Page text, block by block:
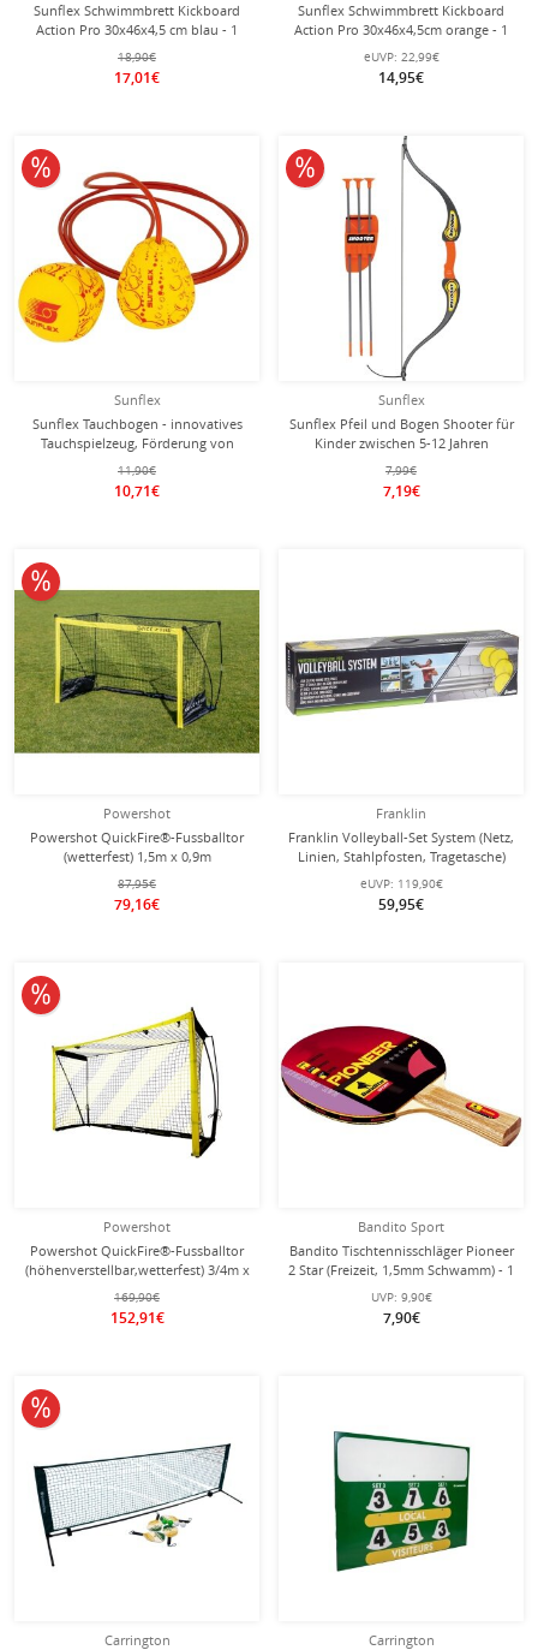
Sunflex Schwimmbrett Kickboard
Action Pro 30x46x4,5 cm blau - 1
Stück
18,90€
17,01€
Sunflex Schwimmbrett Kickboard
Action Pro 30x46x4,5cm orange - 1
Stück
eUVP: 22,99€
14,95€
Sunflex
Sunflex Tauchbogen - innovatives
Tauchspielzeug, Förderung von
Geschicklichkeit und Ausdauer
11,90€
10,71€
10% reduziert
Sunflex
Sunflex Pfeil und Bogen Shooter für
Kinder zwischen 5-12 Jahren
7,99€
7,19€
10% reduziert
Powershot
Powershot QuickFire®-Fussballtor
(wetterfest) 1,5m x 0,9m
87,95€
79,16€
10% reduziert
Franklin
Franklin Volleyball-Set System (Netz,
Linien, Stahlpfosten, Tragetasche)
eUVP: 119,90€
59,95€
Powershot
Powershot QuickFire®-Fussballtor
(höhenverstellbar,wetterfest) 3/4m x
1,5/2m
169,90€
152,91€
10% reduziert
Bandito Sport
Bandito Tischtennisschläger Pioneer
2 Star (Freizeit, 1,5mm Schwamm) - 1
Schläger
UVP: 9,90€
7,90€
Carrington
10% reduziert
Carrington